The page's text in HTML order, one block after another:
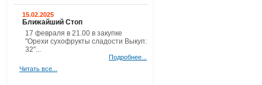
15.02.2025
Ближайший Стоп
17 февраля в 21.00 в закупке
"Орехи сухофрукты сладости Выкуп:
32"...
Подробнее...
Читать все...